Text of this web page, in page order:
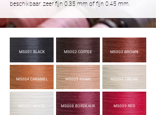
beschikbaar: zeer fijn 0,35 mm of fijn 0,45 mm.
MS001 BLACK MS002 COFFEE MS003 BROWN
MS004 CARAMEL MS005 KHAKI MS006 CREAM
MS007 WHITE MS008 BORDEAUX MS009 RED